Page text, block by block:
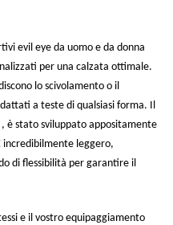
evil eye da uomo e da donna
per una calzata ottimale.
lo scivolamento o il
a teste di qualsiasi forma. Il
è stato sviluppato appositamente
incredibilmente leggero,
di flessibilità per garantire il
e il vostro equipaggiamento